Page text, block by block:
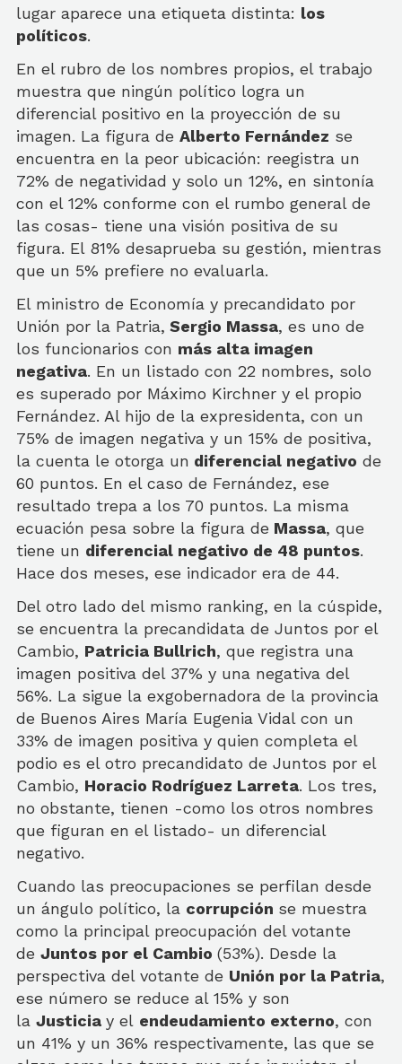
lugar aparece una etiqueta distinta: los
políticos.
En el rubro de los nombres propios, el trabajo
muestra que ningún político logra un
diferencial positivo en la proyección de su
imagen. La figura de Alberto Fernández se
encuentra en la peor ubicación: reegistra un
72% de negatividad y solo un 12%, en sintonía
con el 12% conforme con el rumbo general de
las cosas- tiene una visión positiva de su
figura. El 81% desaprueba su gestión, mientras
que un 5% prefiere no evaluarla.
El ministro de Economía y precandidato por
Unión por la Patria, Sergio Massa, es uno de
los funcionarios con más alta imagen
negativa. En un listado con 22 nombres, solo
es superado por Máximo Kirchner y el propio
Fernández. Al hijo de la expresidenta, con un
75% de imagen negativa y un 15% de positiva,
la cuenta le otorga un diferencial negativo de
60 puntos. En el caso de Fernández, ese
resultado trepa a los 70 puntos. La misma
ecuación pesa sobre la figura de Massa, que
tiene un diferencial negativo de 48 puntos.
Hace dos meses, ese indicador era de 44.
Del otro lado del mismo ranking, en la cúspide,
se encuentra la precandidata de Juntos por el
Cambio, Patricia Bullrich, que registra una
imagen positiva del 37% y una negativa del
56%. La sigue la exgobernadora de la provincia
de Buenos Aires María Eugenia Vidal con un
33% de imagen positiva y quien completa el
podio es el otro precandidato de Juntos por el
Cambio, Horacio Rodríguez Larreta. Los tres,
no obstante, tienen -como los otros nombres
que figuran en el listado- un diferencial
negativo.
Cuando las preocupaciones se perfilan desde
un ángulo político, la corrupción se muestra
como la principal preocupación del votante
de Juntos por el Cambio (53%). Desde la
perspectiva del votante de Unión por la Patria,
ese número se reduce al 15% y son
la Justicia y el endeudamiento externo, con
un 41% y un 36% respectivamente, las que se